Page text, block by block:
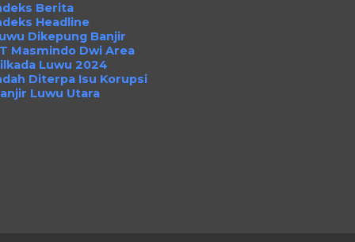
Berita
Headline
Dikepung Banjir
Masmindo Dwi Area
Luwu 2024
Diterpa Isu Korupsi
Luwu Utara